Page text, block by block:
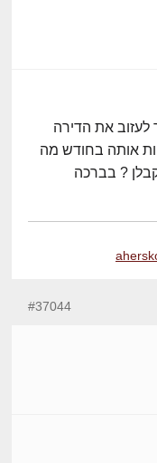
את הדירה
אותה בחודש מה
? בברכה
#37044